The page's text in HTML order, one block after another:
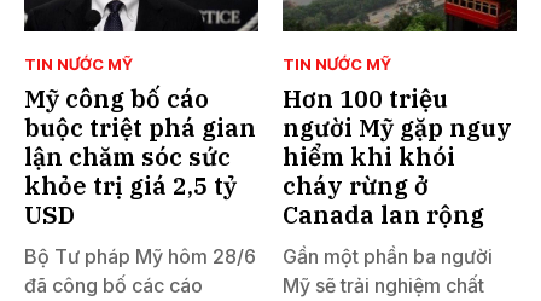
TIN NƯỚC MỸ
Mỹ công bố cáo
buộc triệt phá gian
lận chăm sóc sức
khỏe trị giá 2,5 tỷ
USD
Bộ Tư pháp Mỹ hôm 28/6
đã công bố các cáo
TIN NƯỚC MỸ
Hơn 100 triệu
người Mỹ gặp nguy
hiểm khi khói
cháy rừng ở
Canada lan rộng
Gần một phần ba người
Mỹ sẽ trải nghiệm chất